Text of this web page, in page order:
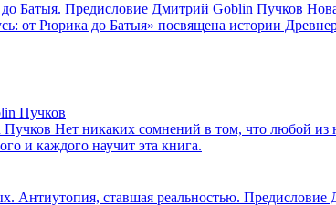
Батыя. Предисловие Дмитрий Goblin Пучков
от Рюрика до Батыя» посвящена истории
Нет никаких сомнений в том, что любой из
и каждого научит эта книга.